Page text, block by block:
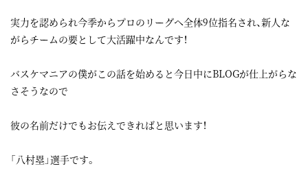
実力を認められ今季からプロのリーグへ全体9位指名され、新人な
がらチームの要として大活躍中なんです！
バスケマニアの僕がこの話を始めると今日中にBLOGが仕上がらな
さそうなので
彼の名前だけでもお伝えできればと思います！
「八村塁」選手です。